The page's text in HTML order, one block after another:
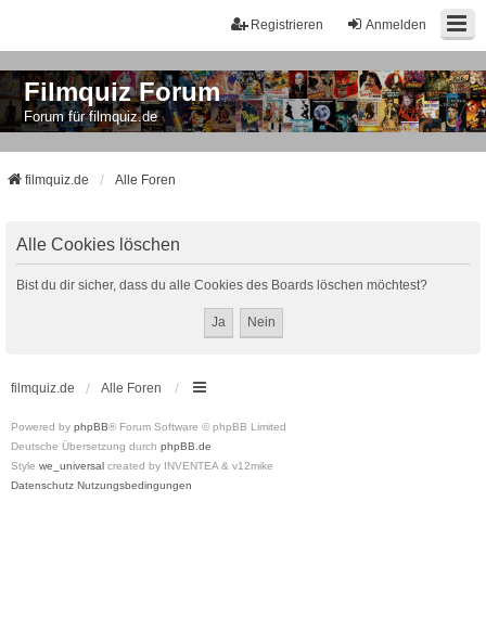
Anmelden
Registrieren
Filmquiz Forum
Forum für filmquiz.de
filmquiz.de Alle Foren
Alle Cookies löschen
Bist du dir sicher, dass du alle Cookies des Boards löschen möchtest?
filmquiz.de Alle Foren
Powered by phpBB® Forum Software © phpBB Limited
Deutsche Übersetzung durch phpBB.de
Style we_universal created by INVENTEA & v12mike
Datenschutz Nutzungsbedingungen